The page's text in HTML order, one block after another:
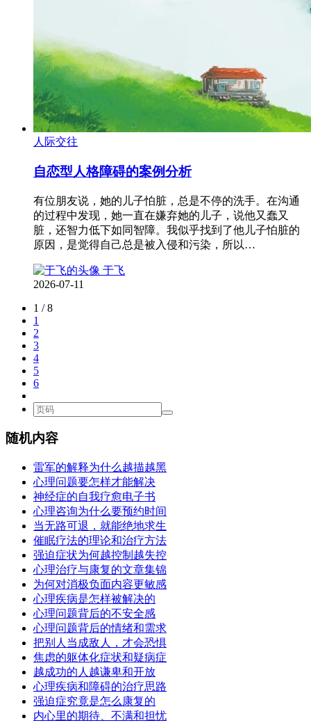
人际交往
自恋型人格障碍的案例分析
有位朋友说，她的儿子怕脏，总是不停的洗手。在沟通
的过程中发现，她一直在嫌弃她的儿子，说他又蠢又
脏，还智力低下如同智障。我似乎找到了他儿子怕脏的
原因，是觉得自己总是被入侵和污染，所以…
于飞
2026-07-11
1 / 8
1
2
3
4
5
6
随机内容
雷军的解释为什么越描越黑
心理问题要怎样才能解决
神经症的自我疗愈电子书
心理咨询为什么要预约时间
当无路可退，就能绝地求生
催眠疗法的理论和治疗方法
强迫症状为何越控制越失控
心理治疗与康复的文章集锦
为何对消极负面内容更敏感
心理疾病是怎样被解决的
心理问题背后的不安全感
心理问题背后的情绪和需求
把别人当成敌人，才会恐惧
焦虑的躯体化症状和疑病症
越成功的人越谦卑和开放
心理疾病和障碍的治疗思路
强迫症究竟是怎么康复的
内心里的期待、不满和担忧